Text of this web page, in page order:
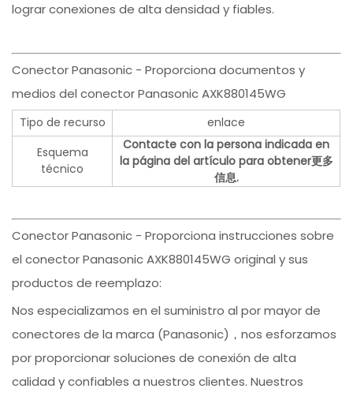
lograr conexiones de alta densidad y fiables.
Conector Panasonic - Proporciona documentos y
medios del conector Panasonic AXK880145WG
Tipo de recurso
enlace
Esquema
técnico
Contacte con la persona indicada en
la página del artículo para obtener更多
信息.
Conector Panasonic - Proporciona instrucciones sobre
el conector Panasonic AXK880145WG original y sus
productos de reemplazo:
Nos especializamos en el suministro al por mayor de
conectores de la marca (Panasonic)，nos esforzamos
por proporcionar soluciones de conexión de alta
calidad y confiables a nuestros clientes. Nuestros